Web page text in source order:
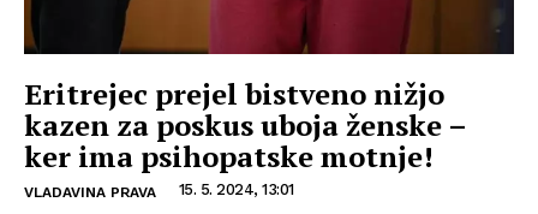
Eritrejec prejel bistveno nižjo
kazen za poskus uboja ženske –
ker ima psihopatske motnje!
VLADAVINA PRAVA 15. 5. 2024, 13:01